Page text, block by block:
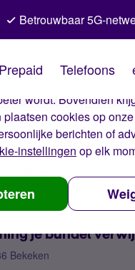
van Simyo
cookies op onze
wordt. Bovendien
plaatsen cookies op
berichten of
instellingen op elk
Betrouwbaar 5G-
Prepaid Telefoons
je bundel
Bekeken